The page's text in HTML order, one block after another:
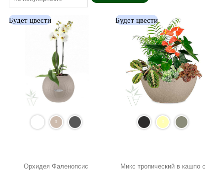
Будет цвести
Орхидея Фаленопсис
Будет цвести
Микс тропический в кашпо с